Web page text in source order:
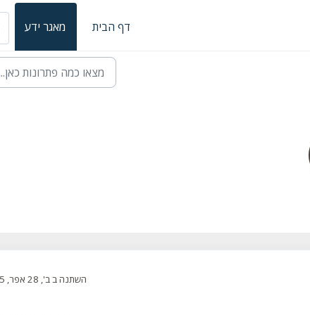
דף הבית מאגר ידע
השתנה ב ב', 28 אפר, 2025 ב- 9:44 אחר הצהריים